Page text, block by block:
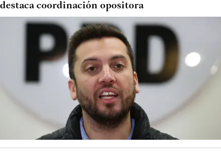
destaca coordinación opositora